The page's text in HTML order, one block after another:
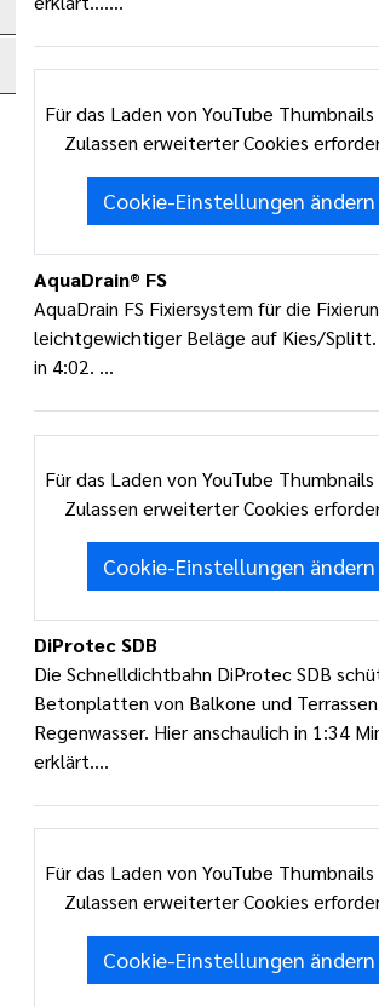
Für das Laden von YouTube
Zulassen erweiterter Cookies
Cookie-Einstellungen ändern
AquaDrain® FS
AquaDrain FS Fixiersystem für die
leichtgewichtiger Beläge auf Kies/
in 4:02. ...
Für das Laden von YouTube
Zulassen erweiterter Cookies
Cookie-Einstellungen ändern
DiProtec SDB
Die Schnelldichtbahn DiProtec SDB
Betonplatten von Balkone und
Regenwasser. Hier anschaulich in 1:34
erklärt....
Für das Laden von YouTube
Zulassen erweiterter Cookies
Cookie-Einstellungen ändern